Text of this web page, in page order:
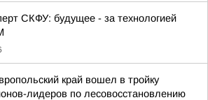
СКФУ: будущее - за технологией
край вошел в тройку
лидеров по лесовосстановлению